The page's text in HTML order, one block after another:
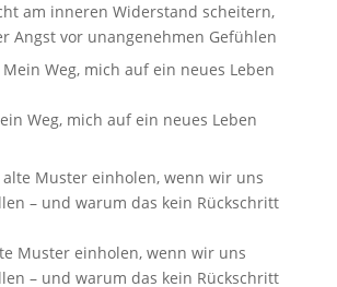
am inneren Widerstand scheitern,
Angst vor unangenehmen Gefühlen
Weg, mich auf ein neues Leben
Muster einholen, wenn wir uns
– und warum das kein Rückschritt